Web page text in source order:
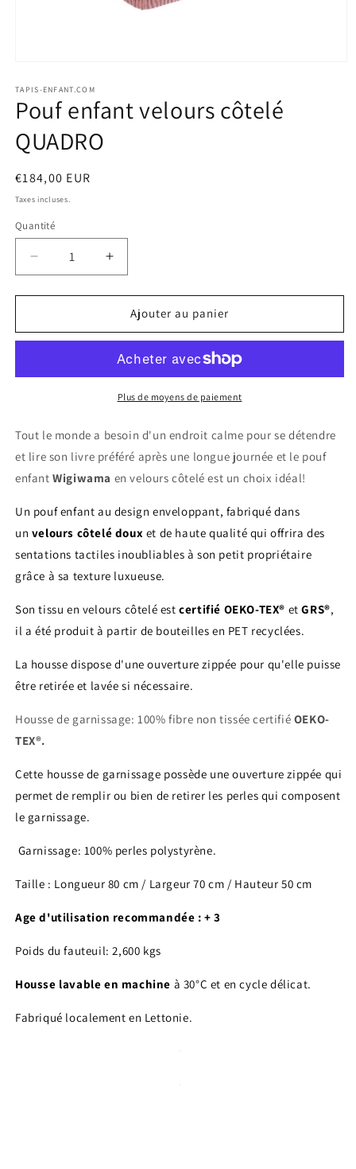
média
1
dans
fenêtre
modale
TAPIS-ENFANT.COM
Pouf enfant velours côtelé
QUADRO
Prix
habituel
€184,00 EUR
Taxes incluses.
Quantité
Quantité
Réduire
la
quantité
Pouf
côtelé
Augmenter
la
quantité
Pouf
velours
côtelé
QUADRO
Ajouter au panier
Plus de moyens de paiement
Tout le monde a besoin d'un endroit calme pour se détendre
et lire son livre préféré après une longue journée et le pouf
enfantWigiwama en velours côtelé est un choix idéal!
Un pouf enfant au design enveloppant, fabriqué dans
un velours côtelé doux et de haute qualité qui offrira des
sentations tactiles inoubliables à son petit propriétaire
grâce à sa texture luxueuse.
Son tissu en velours côtelé est certifié OEKO-TEX® et GRS®,
il a été produit à partir de bouteilles en PET recyclées.
La housse dispose d'une ouverture zippée pour qu'elle puisse
être retirée et lavée si nécessaire.
Housse de garnissage: 100% fibre non tissée certifié OEKO-
TEX®.
Cette housse de garnissage possède une ouverture zippée qui
permet de remplir ou bien de retirer les perles qui composent
le garnissage.
Garnissage: 100% perles polystyrène.
Taille : Longueur 80 cm / Largeur 70 cm / Hauteur 50 cm
Age d'utilisation recommandée : + 3
Poids du fauteuil: 2,600 kgs
Housse lavable en machine à 30°C et en cycle délicat.
Fabriqué localement en Lettonie.